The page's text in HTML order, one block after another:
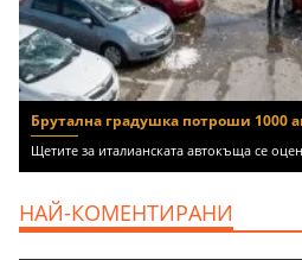
Брутална градушка потроши 1000
Щетите за италианската автокъща се
НАЙ-КОМЕНТИРАНИ